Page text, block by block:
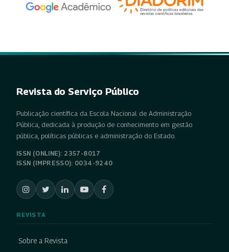
Revista do Serviço Público
Publicação científica da Escola Nacional de Administração
Pública, dedicada à produção de conhecimento em gestão
pública, políticas públicas e administração do Estado.
ISSN (ONLINE): 2357-8017
ISSN (IMPRESSO): 0034-9240
REVISTA
Sobre a Revista